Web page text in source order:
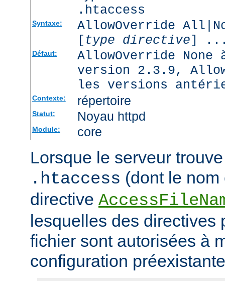
.htaccess
Syntaxe:
AllowOverride
[ type directive]
Défaut:
AllowOverride
version 2.3.9,
les versions
Contexte: répertoire
Statut: Noyau httpd
Module: core
Lorsque le serveur
.htaccess (dont le
directive
lesquelles des directives
fichier sont autorisées à
configuration